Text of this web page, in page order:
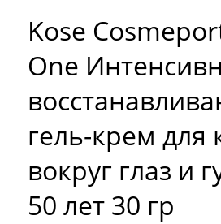
Kose
One
гель-крем для
вокруг глаз и
50 лет 30 гр